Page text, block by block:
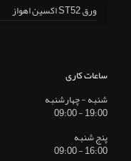
ورق ST52 اکسین اهواز
ساعات کاری
شنبه - چهارشنبه
19:00 - 09:00
پنج شنبه
16:00 - 09:00